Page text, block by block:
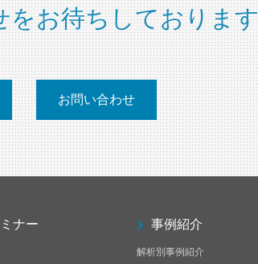
をお待ちしております
お問い合わせ
ナー 事例紹介
解析別事例紹介